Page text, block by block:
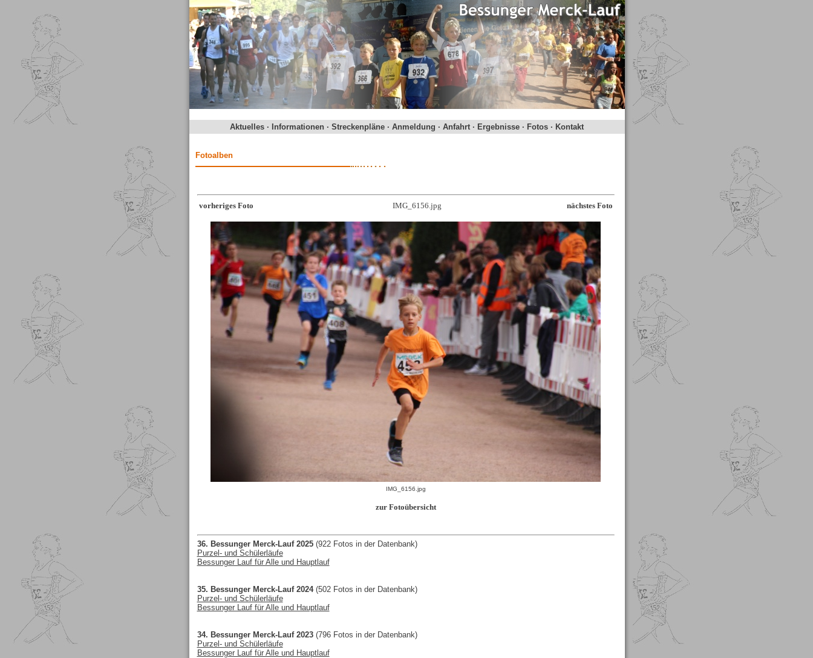
Aktuelles· Informationen· Streckenpläne· Anmeldung · Anfahrt· Ergebnisse· Fotos· Kontakt
Fotoalben
vorheriges Foto IMG_6156.jpg nächstes Foto
IMG_6156.jpg
zur Fotoübersicht
36. Bessunger Merck-Lauf 2025(922 Fotos in der Datenbank)
Purzel- und Schülerläufe
Bessunger Lauf für Alle und Hauptlauf
35. Bessunger Merck-Lauf 2024(502 Fotos in der Datenbank)
Purzel- und Schülerläufe
Bessunger Lauf für Alle und Hauptlauf
34. Bessunger Merck-Lauf 2023(796 Fotos in der Datenbank)
Purzel- und Schülerläufe
Bessunger Lauf für Alle und Hauptlauf